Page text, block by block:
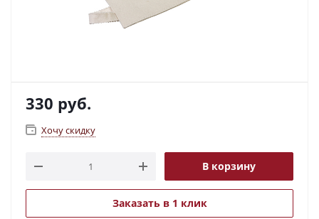
330 руб.
Хочу скидку
В корзину
Заказать в 1 клик